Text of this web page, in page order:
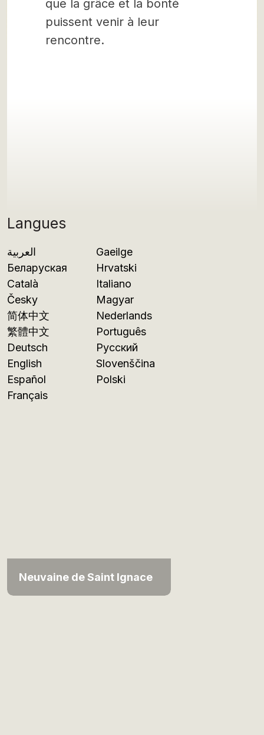
Langues
العربية
Беларуская
Català
Česky
简体中文
繁體中文
Deutsch
English
Español
Français
Gaeilge
Hrvatski
Italiano
Magyar
Nederlands
Português
Русский
Slovenščina
Polski
Neuvaine de Saint Ignace
que la grâce et la bonté
puissent venir à leur
rencontre.